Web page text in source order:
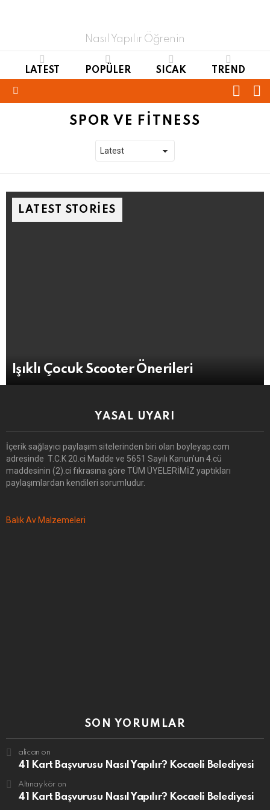
Nasıl Yapılır Öğrenin
LATEST POPÜLER SICAK TREND
SPOR VE FITNESS
LATEST STORIES
Işıklı Çocuk Scooter Önerileri
YASAL UYARI
İçerik sağlayıcı paylaşım sitelerinden biri olan boyleyap.com
adresinde T.C.K 20.ci Madde ve 5651 Sayılı Kanun’un 4.cü
maddesinin (2).ci fıkrasına göre TÜM ÜYELERİMİZ yaptıkları
paylaşımlardan kendileri sorumludur.
Balık Av Malzemeleri
SON YORUMLAR
alican on
41 Kart Başvurusu Nasıl Yapılır? Kocaeli Belediyesi
Altınay kör on
41 Kart Başvurusu Nasıl Yapılır? Kocaeli Belediyesi